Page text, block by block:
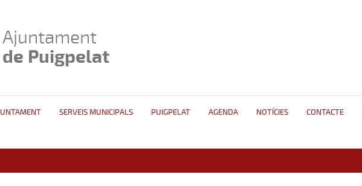
Ajuntament
de Puigpelat
SERVEIS MUNICIPALS PUIGPELAT AGENDA NOTÍCIES CONTACTE